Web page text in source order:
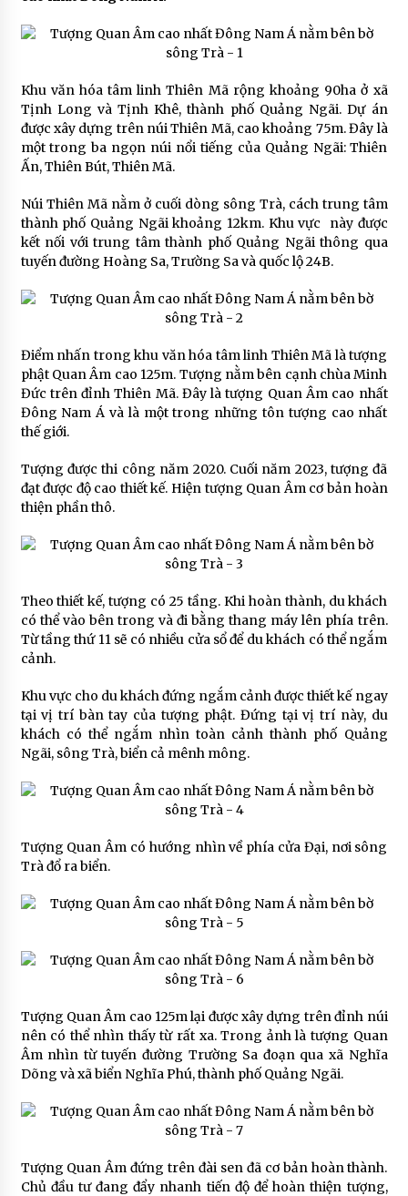
Khu văn hóa tâm linh Thiên Mã rộng khoảng 90ha ở xã
Tịnh Long và Tịnh Khê, thành phố Quảng Ngãi. Dự án
được xây dựng trên núi Thiên Mã, cao khoảng 75m. Đây là
một trong ba ngọn núi nổi tiếng của Quảng Ngãi: Thiên
Ấn, Thiên Bút, Thiên Mã.
Núi Thiên Mã nằm ở cuối dòng sông Trà, cách trung tâm
thành phố Quảng Ngãi khoảng 12km. Khu vực này được
kết nối với trung tâm thành phố Quảng Ngãi thông qua
tuyến đường Hoàng Sa, Trường Sa và quốc lộ 24B.
Điểm nhấn trong khu văn hóa tâm linh Thiên Mã là tượng
phật Quan Âm cao 125m. Tượng nằm bên cạnh chùa Minh
Đức trên đỉnh Thiên Mã. Đây là tượng Quan Âm cao nhất
Đông Nam Á và là một trong những tôn tượng cao nhất
thế giới.
Tượng được thi công năm 2020. Cuối năm 2023, tượng đã
đạt được độ cao thiết kế. Hiện tượng Quan Âm cơ bản hoàn
thiện phần thô.
Theo thiết kế, tượng có 25 tầng. Khi hoàn thành, du khách
có thể vào bên trong và đi bằng thang máy lên phía trên.
Từ tầng thứ 11 sẽ có nhiều cửa sổ để du khách có thể ngắm
cảnh.
Khu vực cho du khách đứng ngắm cảnh được thiết kế ngay
tại vị trí bàn tay của tượng phật. Đứng tại vị trí này, du
khách có thể ngắm nhìn toàn cảnh thành phố Quảng
Ngãi, sông Trà, biển cả mênh mông.
Tượng Quan Âm có hướng nhìn về phía cửa Đại, nơi sông
Trà đổ ra biển.
Tượng Quan Âm cao 125m lại được xây dựng trên đỉnh núi
nên có thể nhìn thấy từ rất xa. Trong ảnh là tượng Quan
Âm nhìn từ tuyến đường Trường Sa đoạn qua xã Nghĩa
Dõng và xã biển Nghĩa Phú, thành phố Quảng Ngãi.
Tượng Quan Âm đứng trên đài sen đã cơ bản hoàn thành.
Chủ đầu tư đang đẩy nhanh tiến độ để hoàn thiện tượng,